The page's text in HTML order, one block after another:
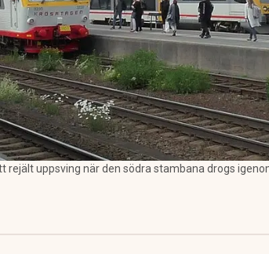
rejält uppsving när den södra stambana drogs